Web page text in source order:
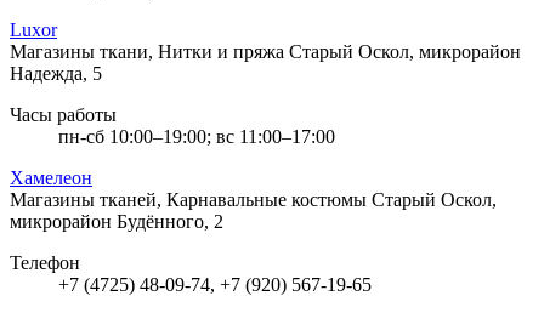
Luxor
Магазины ткани, Нитки и пряжа Старый Оскол, микрорайон
Надежда, 5
Часы работы
пн-сб 10:00–19:00; вс 11:00–17:00
Хамелеон
Магазины тканей, Карнавальные костюмы Старый Оскол,
микрорайон Будённого, 2
Телефон
+7 (4725) 48-09-74, +7 (920) 567-19-65